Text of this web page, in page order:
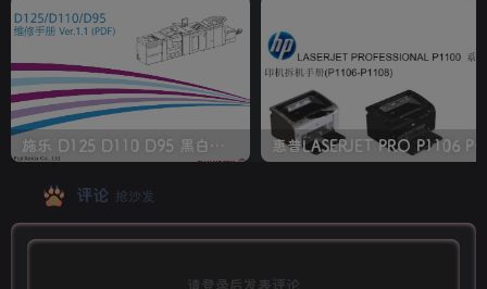
施乐 D125 D110 D95 黑白生产型高速复印机中文维修手册 惠普LASERJET PRO P1106
评论 抢沙发
请登录后发表评论